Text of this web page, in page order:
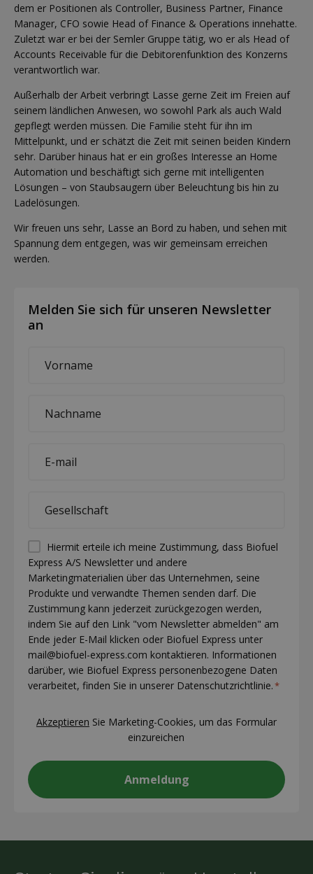
dem er Positionen als Controller, Business Partner, Finance
Manager, CFO sowie Head of Finance & Operations innehatte.
Zuletzt war er bei der Semler Gruppe tätig, wo er als Head of
Accounts Receivable für die Debitorenfunktion des Konzerns
verantwortlich war.
Außerhalb der Arbeit verbringt Lasse gerne Zeit im Freien auf
seinem ländlichen Anwesen, wo sowohl Park als auch Wald
gepflegt werden müssen. Die Familie steht für ihn im
Mittelpunkt, und er schätzt die Zeit mit seinen beiden Kindern
sehr. Darüber hinaus hat er ein großes Interesse an Home
Automation und beschäftigt sich gerne mit intelligenten
Lösungen – von Staubsaugern über Beleuchtung bis hin zu
Ladelösungen.
Wir freuen uns sehr, Lasse an Bord zu haben, und sehen mit
Spannung dem entgegen, was wir gemeinsam erreichen
werden.
Melden Sie sich für unseren Newsletter
an
name
name
mail
Permission
(visible)
*
Hiermit erteile ich meine Zustimmung, dass Biofuel
Express A/S Newsletter und andere
Marketingmaterialien über das Unternehmen, seine
Produkte und verwandte Themen senden darf. Die
Zustimmung kann jederzeit zurückgezogen werden,
indem Sie auf den Link "vom Newsletter abmelden" am
Ende jeder E-Mail klicken oder Biofuel Express unter
mail@biofuel-express.com kontaktieren. Informationen
darüber, wie Biofuel Express personenbezogene Daten
verarbeitet, finden Sie in unserer Datenschutzrichtlinie.*
Akzeptieren Sie Marketing-Cookies, um das Formular
einzureichen